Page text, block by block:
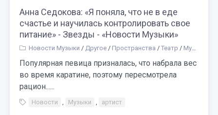
Анна Седокова: «Я поняла, что не в еде
счастье и научилась контролировать свое
питание» - Звезды - «Новости Музыки»
Новости Музыки / Другое / Пространства / Театр / Музыка
Популярная певица призналась, что набрала вес
во время каратине, поэтому пересмотрела
рацион......
Новости , Музыки , артист